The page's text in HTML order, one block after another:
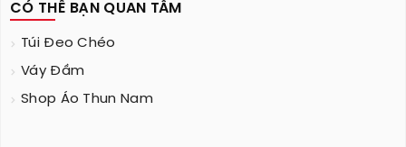
CÓ THỂ BẠN QUAN TÂM
Túi Đeo Chéo
Váy Đầm
Shop Áo Thun Nam